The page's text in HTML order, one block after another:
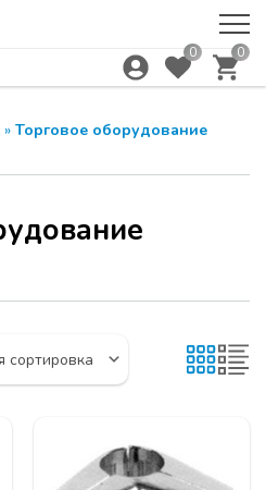
0 0
» Торговое оборудование